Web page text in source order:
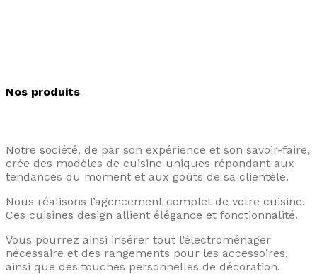
Nos produits
Notre société, de par son expérience et son savoir-faire,
crée des modèles de cuisine uniques répondant aux
tendances du moment et aux goûts de sa clientèle.
Nous réalisons l’agencement complet de votre cuisine.
Ces cuisines design allient élégance et fonctionnalité.
Vous pourrez ainsi insérer tout l’électroménager
nécessaire et des rangements pour les accessoires,
ainsi que des touches personnelles de décoration.